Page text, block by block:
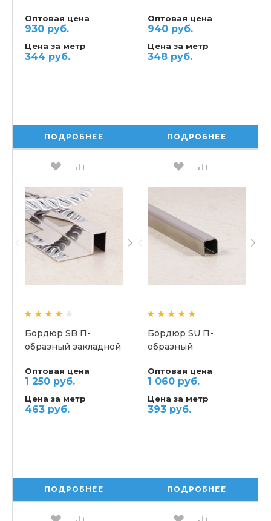
Оптовая цена
930 руб.
Цена за метр
344 руб.
ПОДРОБНЕЕ
Оптовая цена
940 руб.
Цена за метр
348 руб.
ПОДРОБНЕЕ
Бордюр SB П-
образный закладной
Оптовая цена
1 250 руб.
Цена за метр
463 руб.
ПОДРОБНЕЕ
Бордюр SU П-
образный
Оптовая цена
1 060 руб.
Цена за метр
393 руб.
ПОДРОБНЕЕ